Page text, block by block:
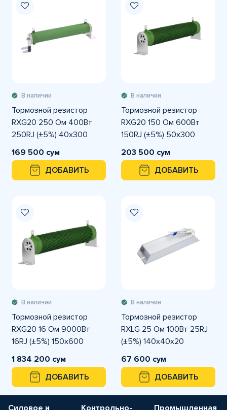
В наличии
Тормозной резистор
RXG20 250 Ом 400Вт
250RJ (±5%) 40x300
169 500 сум
ДОБАВИТЬ
В наличии
Тормозной резистор
RXG20 150 Ом 600Вт
150RJ (±5%) 50x300
203 500 сум
ДОБАВИТЬ
В наличии
Тормозной резистор
RXG20 16 Ом 9000Вт
16RJ (±5%) 150x600
1 834 200 сум
ДОБАВИТЬ
В наличии
Тормозной резистор
RXLG 25 Ом 100Вт 25RJ
(±5%) 140x40x20
67 600 сум
ДОБАВИТЬ
Силовое и Контрольно- Промышленная